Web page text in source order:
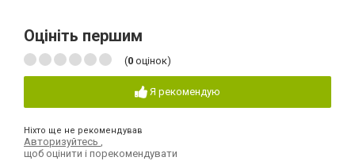
Оцініть першим
(0 оцінок)
Я рекомендую
Ніхто ще не рекомендував
Авторизуйтесь ,
щоб оцінити і порекомендувати